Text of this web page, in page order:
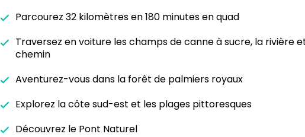
Parcourez 32 kilomètres en 180 minutes en quad
Traversez en voiture les champs de canne à sucre, la rivière
chemin
Aventurez-vous dans la forêt de palmiers royaux
Explorez la côte sud-est et les plages pittoresques
Découvrez le Pont Naturel